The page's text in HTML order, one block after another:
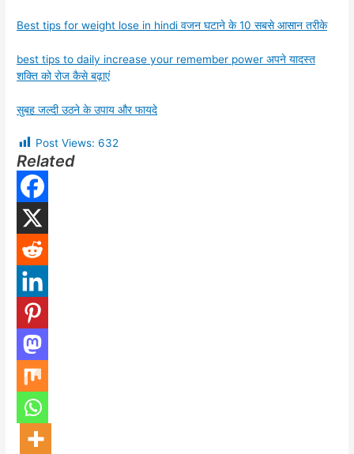
Best tips for weight lose in hindi वजन घटाने के 10 सबसे आसान तरीके
best tips to daily increase your remember power अपने यादस्त
शक्ति को रोज कैसे बढ़ाएं
सुबह जल्दी उठने के उपाय और फायदे
Post Views: 632
Related